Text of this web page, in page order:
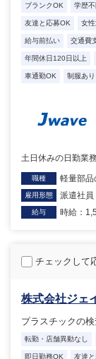
ブランクOK 学歴不
友達と応募OK 女
給与前払い 交通費
年間休日120日以上
車通勤OK 制服あり
土日休みの日勤業
職種 軽量部品
雇用形態 派遣社員
給与 時給：
チェックして
株式会社ジェ
プラスチックの
転勤・店舗異動なし
即日勤務OK 友達